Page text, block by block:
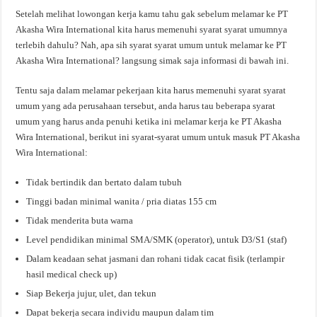
Setelah melihat lowongan kerja kamu tahu gak sebelum melamar ke PT
Akasha Wira International kita harus memenuhi syarat syarat umumnya
terlebih dahulu? Nah, apa sih syarat syarat umum untuk melamar ke PT
Akasha Wira International? langsung simak saja informasi di bawah ini.
Tentu saja dalam melamar pekerjaan kita harus memenuhi syarat syarat
umum yang ada perusahaan tersebut, anda harus tau beberapa syarat
umum yang harus anda penuhi ketika ini melamar kerja ke PT Akasha
Wira International, berikut ini syarat-syarat umum untuk masuk PT Akasha
Wira International:
Tidak bertindik dan bertato dalam tubuh
Tinggi badan minimal wanita / pria diatas 155 cm
Tidak menderita buta warna
Level pendidikan minimal SMA/SMK (operator), untuk D3/S1 (staf)
Dalam keadaan sehat jasmani dan rohani tidak cacat fisik (terlampir
hasil medical check up)
Siap Bekerja jujur, ulet, dan tekun
Dapat bekerja secara individu maupun dalam tim